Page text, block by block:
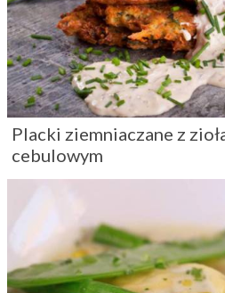
Placki ziemniaczane z
cebulowym